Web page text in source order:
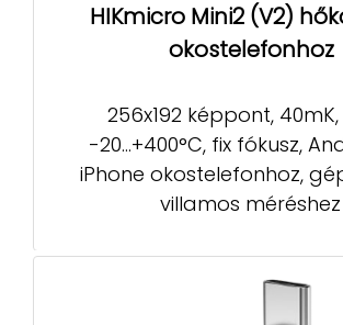
HIKmicro Mini2 (V2)
okostelefonhoz
256x192 képpont, 40mK,
-20...+400°C, fix fókusz,
iPhone okostelefonhoz,
villamos méréshez